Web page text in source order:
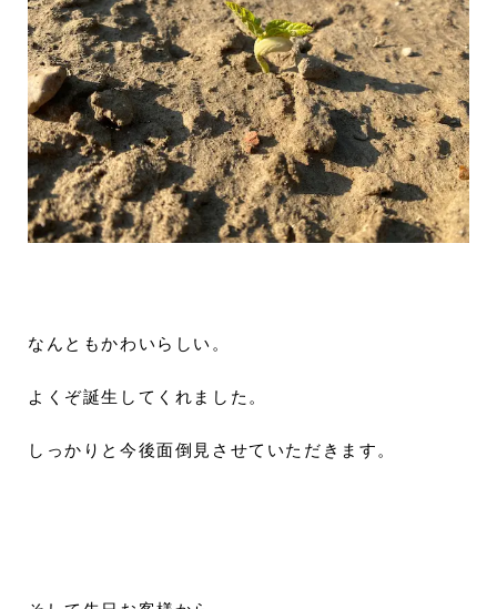
なんともかわいらしい。
よくぞ誕生してくれました。
しっかりと今後面倒見させていただきます。